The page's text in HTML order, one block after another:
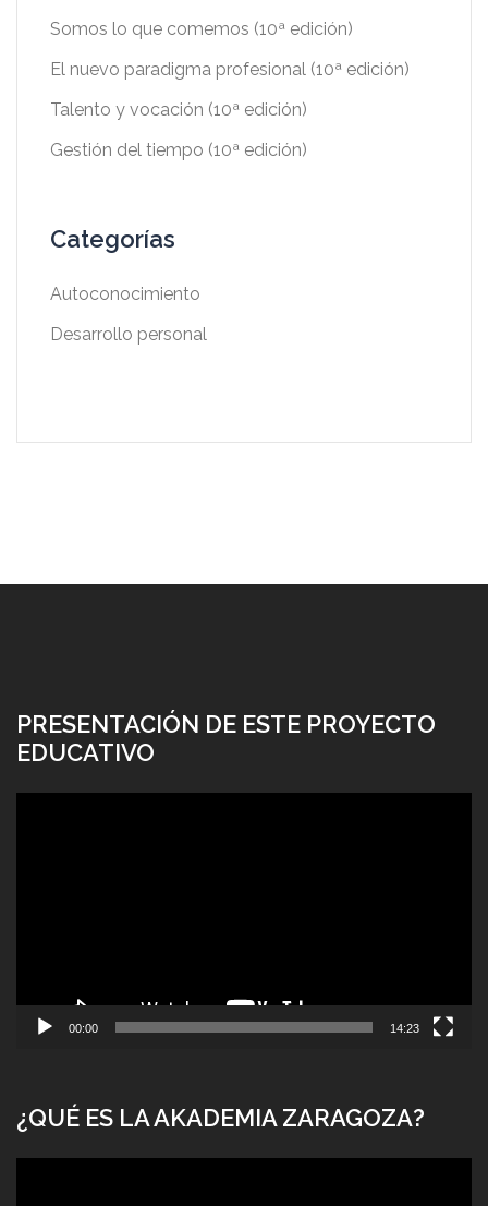
Somos lo que comemos (10ª edición)
El nuevo paradigma profesional (10ª edición)
Talento y vocación (10ª edición)
Gestión del tiempo (10ª edición)
Categorías
Autoconocimiento
Desarrollo personal
PRESENTACIÓN DE ESTE PROYECTO
EDUCATIVO
00:00 14:23
¿QUÉ ES LA AKADEMIA ZARAGOZA?